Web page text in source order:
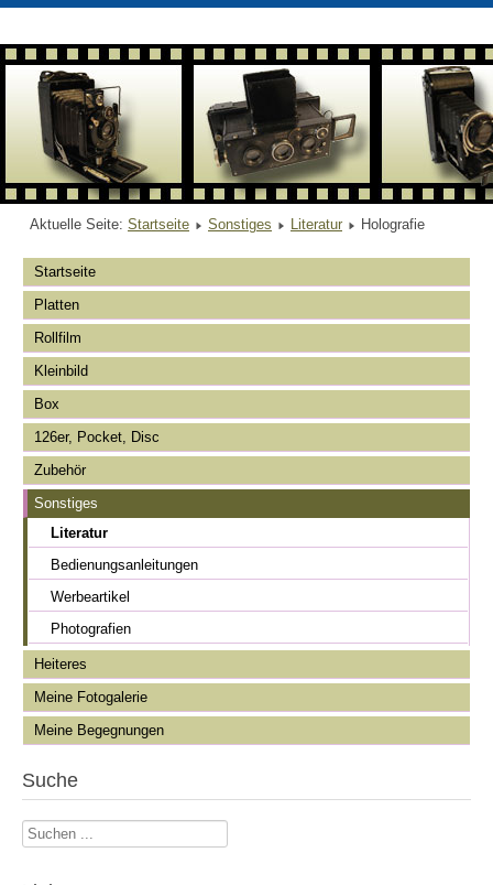
Aktuelle Seite: Startseite Sonstiges Literatur Holografie
Startseite
Platten
Rollfilm
Kleinbild
Box
126er, Pocket, Disc
Zubehör
Sonstiges
Literatur
Bedienungsanleitungen
Werbeartikel
Photografien
Heiteres
Meine Fotogalerie
Meine Begegnungen
Suche
Suchen